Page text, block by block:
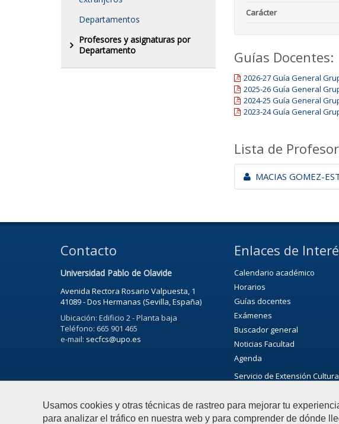
Usamos cookies y otras técnicas de rastreo para mejorar tu
para analizar el tráfico en nuestra web y para comprender de dónde
Departamentos
Profesores y asignaturas por
Departamento
Carácter
Guías Docentes:
2026-27 Guía General
2025-26 Guía General
2024-25 Guía General
2023-24 Guía General
Lista de
MACIAS GOMEZ-
Contacto
Universidad Pablo de Olavide
Avenida Rectora Rosario Valpuesta, 1
41089 - Dos Hermanas (Sevilla, España)
Ubicación: Edificio 2 - Planta baja
Teléfono: 665 901 465
e-mail: secfcs@upo.es
Enlaces de
Calendario académico
Horarios
Guías docentes
Exámenes
Buscador general
Noticias Facultad
Agenda
Servicio de Extensión